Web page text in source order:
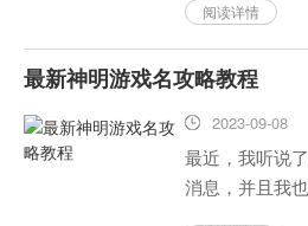
戏的基本玩法
掌握游戏。...
阅读详情
最新神明游戏名攻略教程
2023-09-08
最近，我听说
消息，并且我